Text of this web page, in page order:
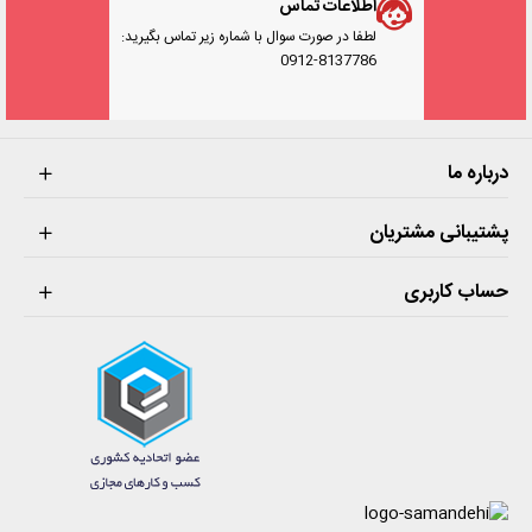
همان طور که گفتیم اسیلوسکوپ دیجیتال نسبت به نوع آنالوگ
برتری های محسوسی دارد . یکی از این ویژگی ها صفحه
توجه به محاسبه اتوماتیک شاخصه های سیگنال تحت تست در
مثل ولتاژ پیک تو پیک مشابه آن چیزی که در مدل آنالوگ
از دیگر مزایای مدل دیجیتال به آنالوگ می توان به وزن کمتر ,
سیگنال در حافظه داخلی ) و کالیبره خودکار ( در اسیلوسکوپ
کیلوهرتز تولید می شود که برای کالیبره کردن به کار می رود )
و داشتن مدهای تریگر پیشرفته ( برای ثابت نگه داشتن شکل
موج روی صفحه نمایش ) و ... اشاره کرد.
اطلاعات تماس
لطفا در صورت سوال با شماره زیر تماس بگیرید:
0912-8137786
درباره ما
پشتیبانی مشتریان
حساب کاربری